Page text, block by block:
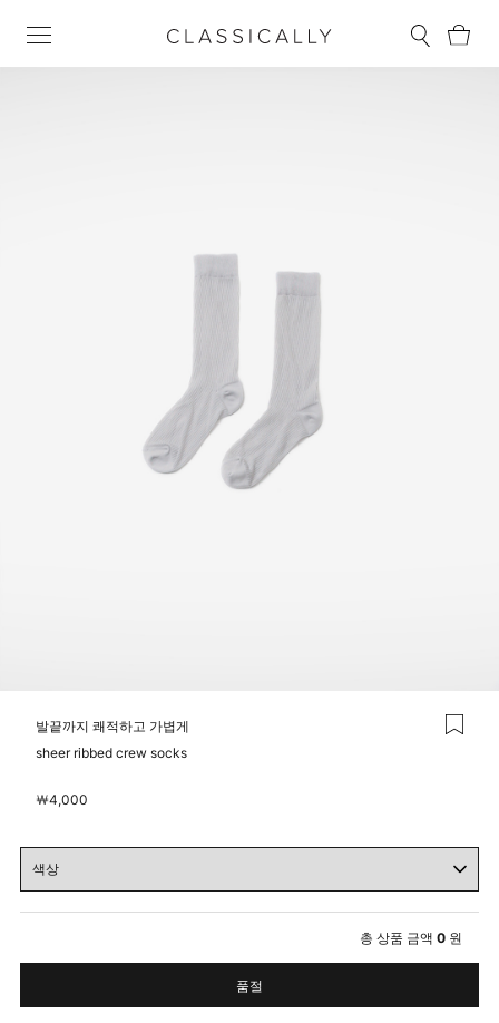
발끝까지 쾌적하고 가볍게
sheer ribbed crew socks
￦4,000
총 상품 금액 0 원
품절